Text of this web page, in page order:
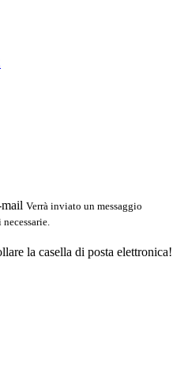
Verrà inviato un messaggio
la casella di posta elettronica!